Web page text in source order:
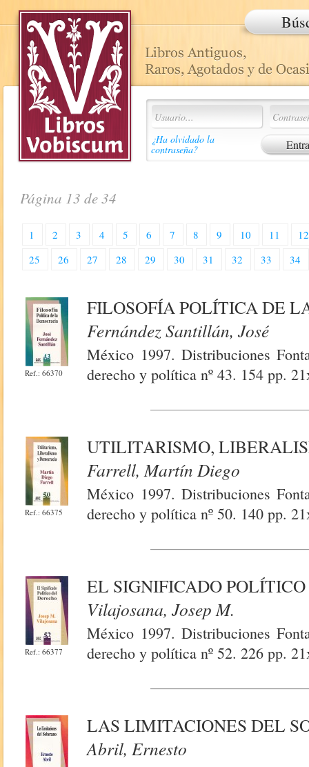
¿Ha olvidado la
contraseña?
Página 13 de 34
1 2 3 4 5 6 7 8 9 10 11
12
25
26 27 28 29 30 31 32 33 34
Ref.: 66370
FILOSOFÍA POLÍTICA DE
Fernández Santillán, José
México 1997. Distribuciones
derecho y política nº 43. 154 pp.
Ref.: 66375
UTILITARISMO,
Farrell, Martín Diego
México 1997. Distribuciones
derecho y política nº 50. 140 pp.
Ref.: 66377
EL SIGNIFICADO
Vilajosana, Josep M.
México 1997. Distribuciones
derecho y política nº 52. 226 pp.
LAS LIMITACIONES DEL
Abril, Ernesto